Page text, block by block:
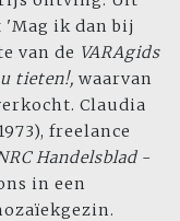
ik dan bij
van de VARAgids
tieten!, waarvan
Claudia
freelance
Handelsblad -
in een